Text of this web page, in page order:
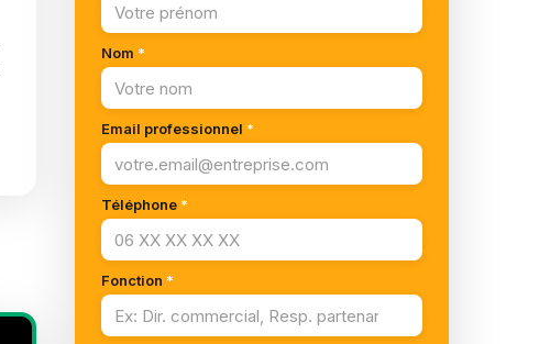
Nom *
Email professionnel *
Téléphone *
Fonction *